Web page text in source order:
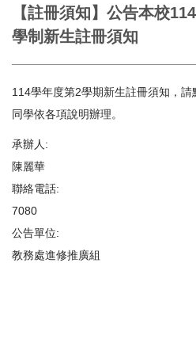
【註冊須知】公告本校
學制新生註冊須知
114學年度第2學期新生註冊須知，請
同學依各項說明辦理。
承辦人:
陳麗華
聯絡電話:
7080
公告單位:
教務處進修推廣組